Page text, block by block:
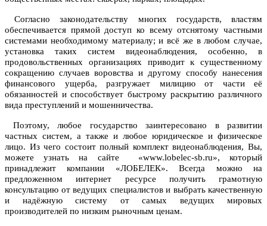
Согласно законодательству многих государств, властям
обеспечивается прямой доступ ко всему отснятому частными
системами необходимому материалу; и всё же в любом случае,
установка таких систем видеонаблюдения, особенно, в
продовольственных организациях приводит к существенному
сокращению случаев воровства и другому способу нанесения
финансового ущерба, разгружает милицию от части её
обязанностей и способствует быстрому раскрытию различного
вида преступлений и мошенничества.
Поэтому, любое государство заинтересовано в развитии
частных систем, а также и любое юридическое и физическое
лицо. Из чего состоит полный комплект видеонаблюдения, Вы,
можете узнать на сайте «www.lobelec-sb.ru», который
принадлежит компании «ЛОБЕЛЕК». Всегда можно на
предложенном интернет ресурсе получить грамотную
консультацию от ведущих специалистов и выбрать качественную
и надёжную систему от самых ведущих мировых
производителей по низким рыночным ценам.